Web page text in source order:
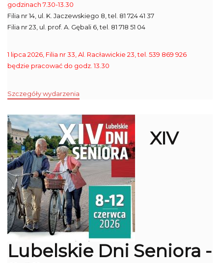
godzinach 7.30-13.30
Filia nr 14, ul. K. Jaczewskiego 8, tel. 81 724 41 37
Filia nr 23, ul. prof. A. Gębali 6, tel. 81 718 51 04
1 lipca 2026, Filia nr 33, Al. Racławickie 23, tel. 539 869 926
będzie pracować do godz. 13.30
Szczegóły wydarzenia
XIV
Lubelskie Dni Seniora -